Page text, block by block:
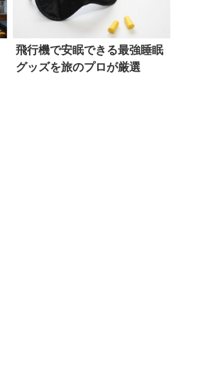
飛行機で安眠できる最強睡眠
グッズを旅のプロが厳選